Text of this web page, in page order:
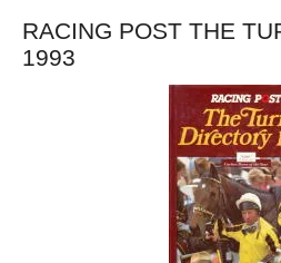
RACING POST THE
1993